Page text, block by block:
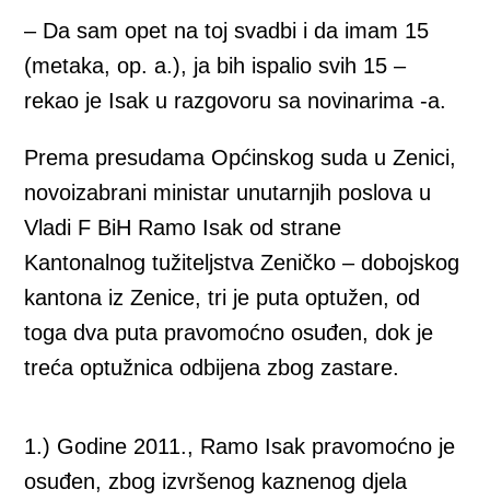
– Da sam opet na toj svadbi i da imam 15
(metaka, op. a.), ja bih ispalio svih 15 –
rekao je Isak u razgovoru sa novinarima -a.
Prema presudama Općinskog suda u Zenici,
novoizabrani ministar unutarnjih poslova u
Vladi F BiH Ramo Isak od strane
Kantonalnog tužiteljstva Zeničko – dobojskog
kantona iz Zenice, tri je puta optužen, od
toga dva puta pravomoćno osuđen, dok je
treća optužnica odbijena zbog zastare.
1.) Godine 2011., Ramo Isak pravomoćno je
osuđen, zbog izvršenog kaznenog djela